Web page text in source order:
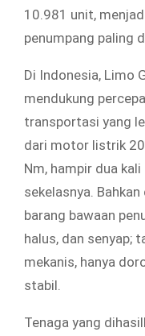
10.981 unit,
penumpang paling
Di Indonesia, Limo
mendukung
transportasi yang
dari motor listrik
Nm, hampir dua
sekelasnya.
barang bawaan
halus, dan senyap;
mekanis, hanya
stabil.
Tenaga yang